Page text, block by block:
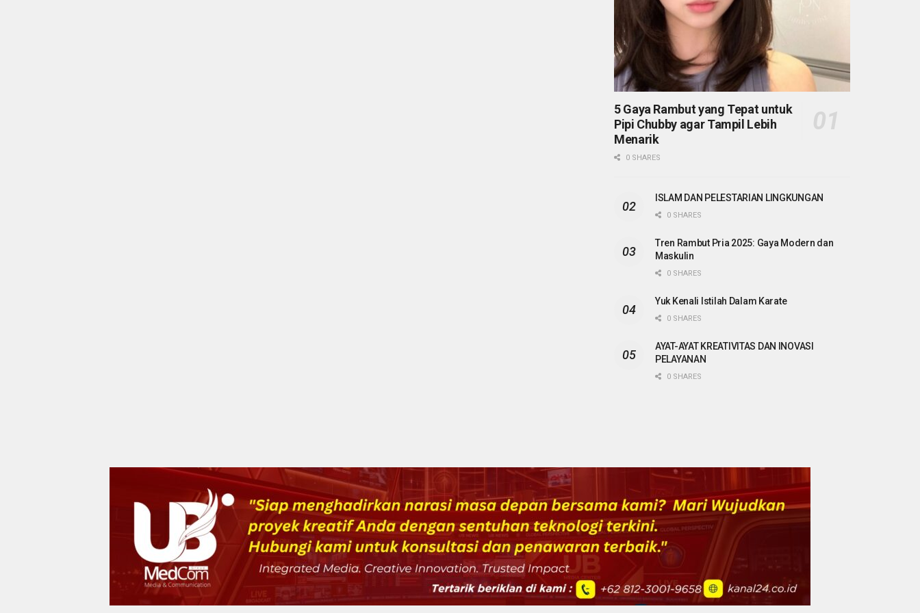
5 Gaya Rambut yang Tepat untuk
Pipi Chubby agar Tampil Lebih
Menarik
0 SHARES
ISLAM DAN PELESTARIAN LINGKUNGAN
0 SHARES
Tren Rambut Pria 2025: Gaya Modern dan
Maskulin
0 SHARES
Yuk Kenali Istilah Dalam Karate
0 SHARES
AYAT-AYAT KREATIVITAS DAN INOVASI
PELAYANAN
0 SHARES